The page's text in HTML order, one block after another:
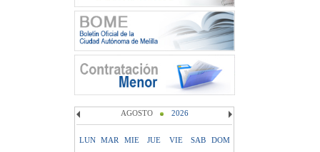
AGOSTO 2026
LUN MAR MIE JUE VIE SAB DOM